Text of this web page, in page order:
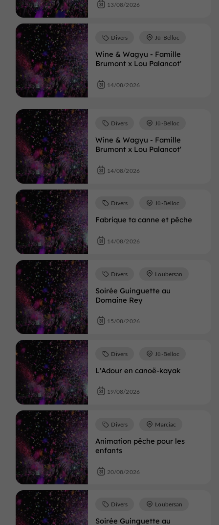
13/08/2026
Wine & Wagyu - Famille
Brumont x Lou Palancot'
Divers Jû-Belloc
14/08/2026
Wine & Wagyu - Famille
Brumont x Lou Palancot'
Divers Jû-Belloc
14/08/2026
Fabrique ta canne et pêche
Divers Jû-Belloc
14/08/2026
Soirée Guinguette au
Domaine Rey
Divers Loubersan
15/08/2026
L'Adour en canoë-kayak
Divers Jû-Belloc
19/08/2026
Animation pêche pour les
enfants
Divers Marciac
20/08/2026
Soirée Guinguette au
Divers Loubersan